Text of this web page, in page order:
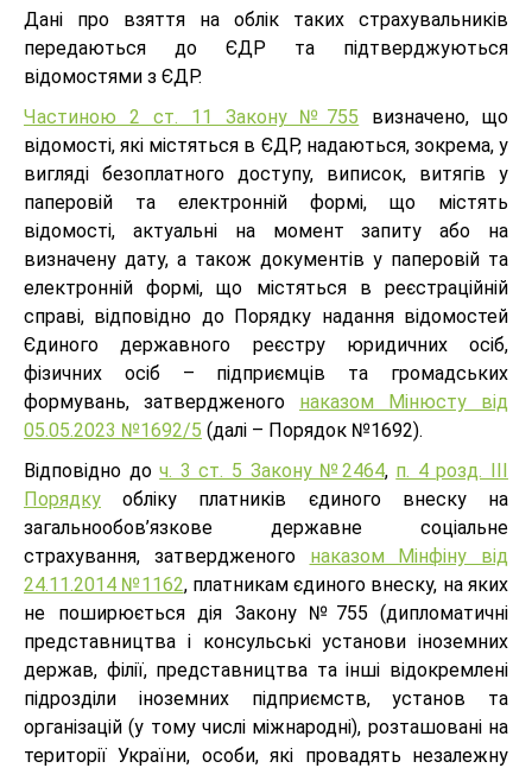
Дані про взяття на облік таких страхувальників
передаються до ЄДР та підтверджуються
відомостями з ЄДР.
Частиною 2 ст. 11 Закону №755 визначено, що
відомості, які містяться в ЄДР, надаються, зокрема, у
вигляді безоплатного доступу, виписок, витягів у
паперовій та електронній формі, що містять
відомості, актуальні на момент запиту або на
визначену дату, а також документів у паперовій та
електронній формі, що містяться в реєстраційній
справі, відповідно до Порядку надання відомостей
Єдиного державного реєстру юридичних осіб,
фізичних осіб – підприємців та громадських
формувань, затвердженого наказом Мінюсту від
05.05.2023 №1692/5 (далі – Порядок №1692).
Відповідно доч. 3 ст. 5 Закону №2464, п. 4 розд. ІІІ
Порядку обліку платників єдиного внеску на
загальнообов’язкове державне соціальне
страхування, затвердженого наказом Мінфіну від
24.11.2014 №1162, платникам єдиного внеску, на яких
не поширюється дія Закону №755 (дипломатичні
представництва і консульські установи іноземних
держав, філії, представництва та інші відокремлені
підрозділи іноземних підприємств, установ та
організацій (у тому числі міжнародні), розташовані на
території України, особи, які провадять незалежну